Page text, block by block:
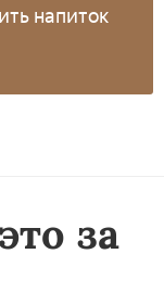
напиток
за